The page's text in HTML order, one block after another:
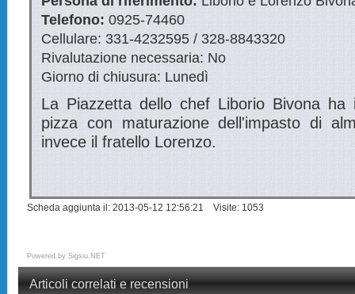
Telefono: 0925-74460
Cellulare: 331-4232595 / 328-8843320
Rivalutazione necessaria: No
Giorno di chiusura: Lunedì
La Piazzetta dello chef Liborio Bivona
pizza con maturazione dell'impasto di
invece il fratello Lorenzo.
Scheda aggiunta il: 2013-05-12 12:56:21 Visite: 1053
Powered bySigsiu.NET
Articoli correlati e recensioni